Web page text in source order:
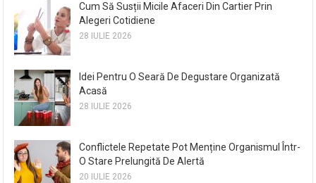
Cum Să Susții Micile Afaceri Din Cartier Prin
Alegeri Cotidiene
28 IULIE 2026
Idei Pentru O Seară De Degustare Organizată
Acasă
28 IULIE 2026
Conflictele Repetate Pot Menține Organismul Într-
O Stare Prelungită De Alertă
20 IULIE 2026